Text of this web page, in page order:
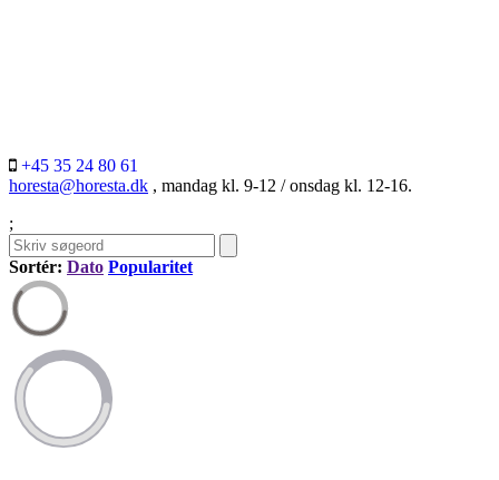
+45 35 24 80 61
horesta@horesta.dk , mandag kl. 9-12 / onsdag kl. 12-16.
;
Sortér: Dato Popularitet